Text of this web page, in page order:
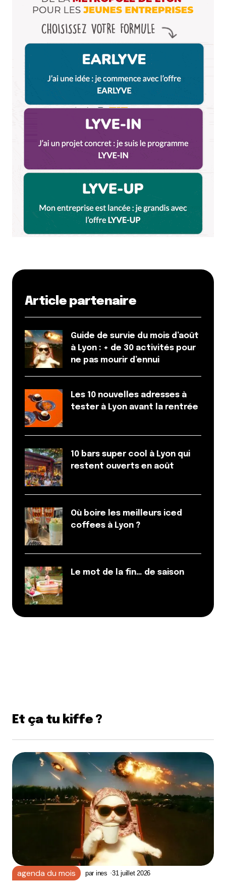
Article partenaire
Guide de survie du mois d’août
à Lyon : + de 30 activités pour
ne pas mourir d’ennui
Les 10 nouvelles adresses à
tester à Lyon avant la rentrée
10 bars super cool à Lyon qui
restent ouverts en août
Où boire les meilleurs iced
coffees à Lyon ?
Le mot de la fin… de saison
Et ça tu kiffe ?
agenda du mois par ines 31 juillet 2026